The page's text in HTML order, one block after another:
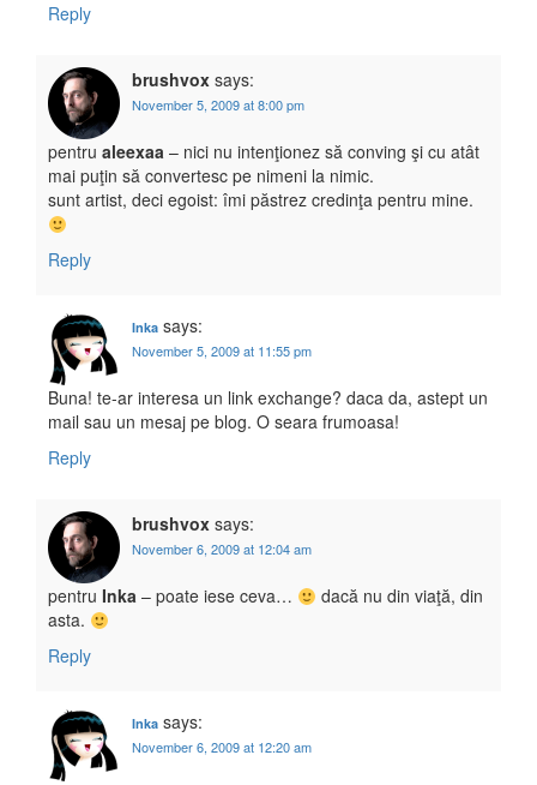
Reply
brushvox says:
November 5, 2009 at 8:00 pm
pentru aleexaa – nici nu intenţionez să conving şi cu atât
mai puţin să convertesc pe nimeni la nimic.
sunt artist, deci egoist: îmi păstrez credinţa pentru mine.
Reply
Inka says:
November 5, 2009 at 11:55 pm
Buna! te-ar interesa un link exchange? daca da, astept un
mail sau un mesaj pe blog. O seara frumoasa!
Reply
brushvox says:
November 6, 2009 at 12:04 am
pentru Inka – poate iese ceva…
dacă nu din viaţă, din
asta.
Reply
Inka says:
November 6, 2009 at 12:20 am